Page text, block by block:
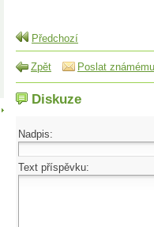
Předchozí
Zpět Poslat známému
Diskuze
Nadpis:
Text příspěvku: